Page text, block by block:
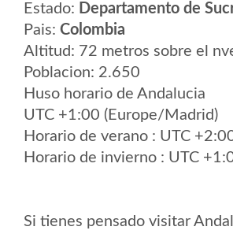
Estado: Departamento de
Pais: Colombia
Altitud: 72 metros sobre el
Poblacion: 2.650
Huso horario de Andalucia
UTC +1:00 (Europe/Madrid)
Horario de verano : UTC
Horario de invierno : UTC
Si tienes pensado visitar